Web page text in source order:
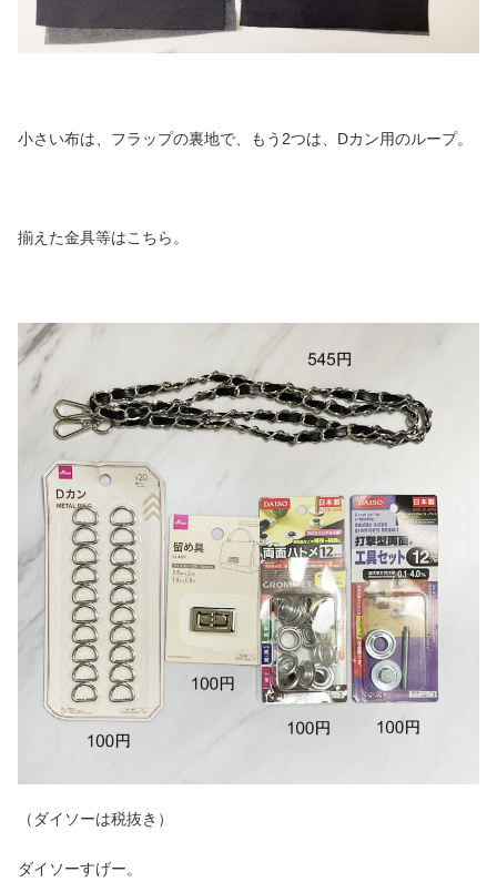
小さい布は、フラップの裏地で、もう2つは、Dカン用のループ。
揃えた金具等はこちら。
（ダイソーは税抜き）
ダイソーすげー。